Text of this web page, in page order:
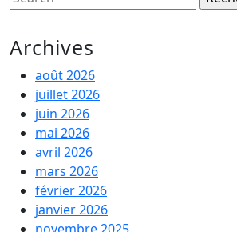
for:
Archives
août 2026
juillet 2026
juin 2026
mai 2026
avril 2026
mars 2026
février 2026
janvier 2026